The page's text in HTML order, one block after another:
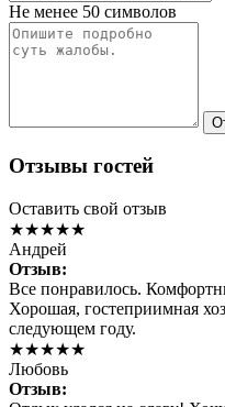
Не менее 50 символов
Отзывы гостей
Оставить свой отзыв
★★★★★
Андрей
Отзыв:
Все понравилось.
Хорошая, гостеприимная
следующем году.
★★★★★
Любовь
Отзыв: